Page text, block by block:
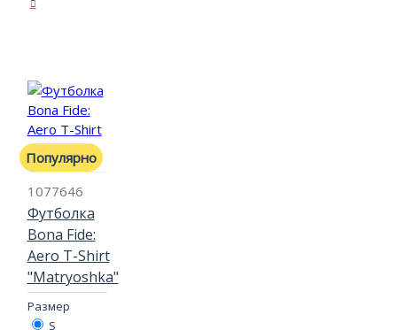
Популярно
1077646
Футболка
Bona Fide:
Aero T-Shirt
"Matryoshka"
Размер
S